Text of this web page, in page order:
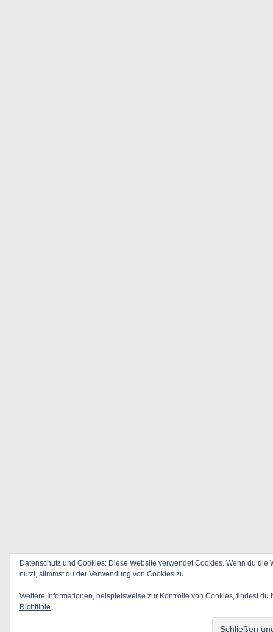
Datenschutz und Cookies: Diese Website verwendet Cookies. Wenn du die
nutzt, stimmst du der Verwendung von Cookies zu.
Weitere Informationen, beispielsweise zur Kontrolle von Cookies, findest du
Richtlinie